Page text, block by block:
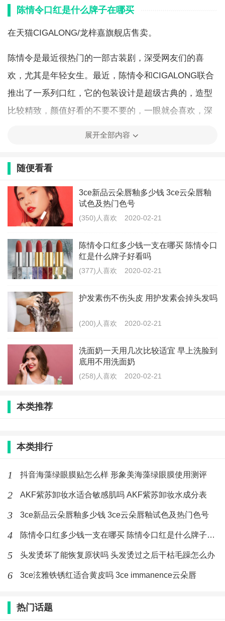
陈情令口红是什么牌子在哪买
在天猫CIGALONG/龙梓嘉旗舰店售卖。
陈情令是最近很热门的一部古装剧，深受网友们的喜
欢，尤其是年轻女生。最近，陈情令和CIGALONG联合
推出了一系列口红，它的包装设计是超级古典的，造型
比较精致，颜值好看的不要不要的，一眼就会喜欢，深
陈情令口红简介：
品牌: CIGALONG/龙梓嘉
品名: 哑光唇膏
产地: 中国
净含量: 3.5g
保质期: 3年
适合肤质: 任何肤质
功效: 持久 提升气色 易上色
规格类型: 正常规格
标签： 口红 陈情令
最新文章
陈情令口红多少钱一支在哪买 陈情令口
抖音v型美颈霜什么牌子 抖音同款按摩
颈霜好用吗
展开全部内容
随便看看
3ce新品云朵唇釉多少钱 3ce云朵唇釉
试色及热门色号
(350)人喜欢 2020-02-21
陈情令口红多少钱一支在哪买 陈情令口
红是什么牌子好看吗
(377)人喜欢 2020-02-21
护发素伤不伤头皮 用护发素会掉头发吗
(200)人喜欢 2020-02-21
洗面奶一天用几次比较适宜 早上洗脸到
底用不用洗面奶
(258)人喜欢 2020-02-21
本类推荐
本类排行
1 抖音海藻绿眼膜贴怎么样 形象美海藻绿眼膜使用测评
2 AKF紫苏卸妆水适合敏感肌吗 AKF紫苏卸妆水成分表
3 3ce新品云朵唇釉多少钱 3ce云朵唇釉试色及热门色号
4 陈情令口红多少钱一支在哪买 陈情令口红是什么牌子好看吗
5 头发烫坏了能恢复原状吗 头发烫过之后干枯毛躁怎么办
6 3ce泫雅铁锈红适合黄皮吗 3ce immanence云朵唇
热门话题